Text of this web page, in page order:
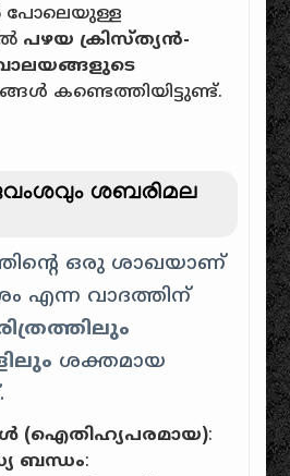
പോലെയുള്ള
പഴയ ക്രിസ്ത്യൻ-
കണ്ടെത്തിയിട്ടുണ്ട്.
ശബരിമല
ഒരു ശാഖയാണ്
എന്ന വാദത്തിന്
ശക്തമായ
(ഐതിഹ്യപരമായ):
ബന്ധം: